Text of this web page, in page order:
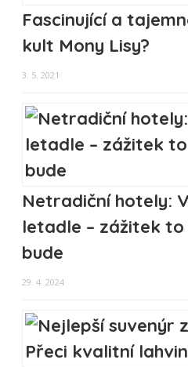
Fascinující a
kult Mony Lisy?
3. 5. 2021
Netradiční hotely:
letadle – zážitek
bude
29. 4. 2024